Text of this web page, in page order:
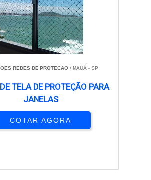
REDES DE PROTECAO/ MAUÁ - SP
TELA DE PROTEÇÃO PARA
JANELAS
COTAR AGORA